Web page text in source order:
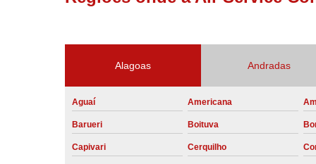
Alagoas Andradas
Aguaí Americana
Barueri Boituva
Capivari Cerquilho